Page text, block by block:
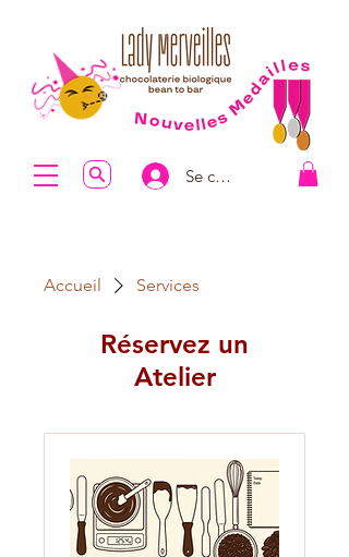
Se connecter
Accueil Services
Réservez un
Atelier